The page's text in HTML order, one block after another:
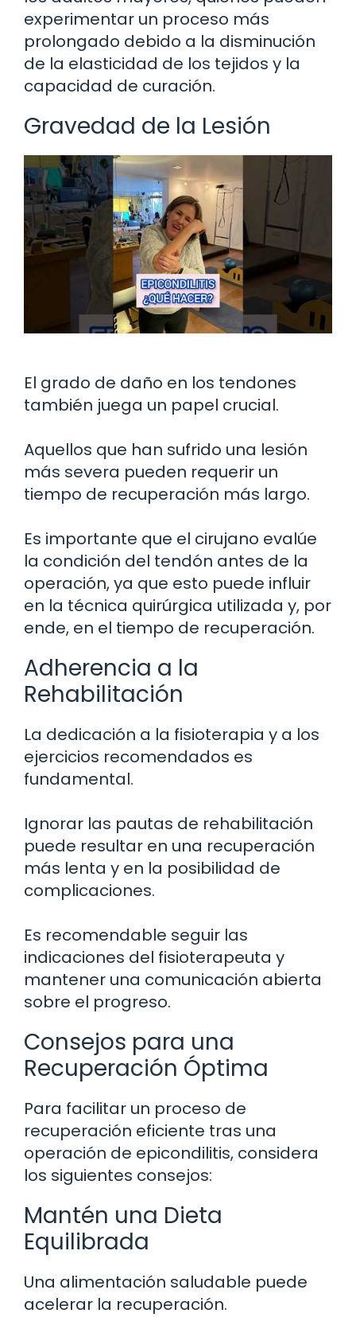
experimentar un proceso más
prolongado debido a la disminución
de la elasticidad de los tejidos y la
capacidad de curación.
Gravedad de la Lesión
El grado de daño en los tendones
también juega un papel crucial.
Aquellos que han sufrido una lesión
más severa pueden requerir un
tiempo de recuperación más largo.
Es importante que el cirujano evalúe
la condición del tendón antes de la
operación, ya que esto puede influir
en la técnica quirúrgica utilizada y, por
ende, en el tiempo de recuperación.
Adherencia a la
Rehabilitación
La dedicación a la fisioterapia y a los
ejercicios recomendados es
fundamental.
Ignorar las pautas de rehabilitación
puede resultar en una recuperación
más lenta y en la posibilidad de
complicaciones.
Es recomendable seguir las
indicaciones del fisioterapeuta y
mantener una comunicación abierta
sobre el progreso.
Consejos para una
Recuperación Óptima
Para facilitar un proceso de
recuperación eficiente tras una
operación de epicondilitis, considera
los siguientes consejos:
Mantén una Dieta
Equilibrada
Una alimentación saludable puede
acelerar la recuperación.